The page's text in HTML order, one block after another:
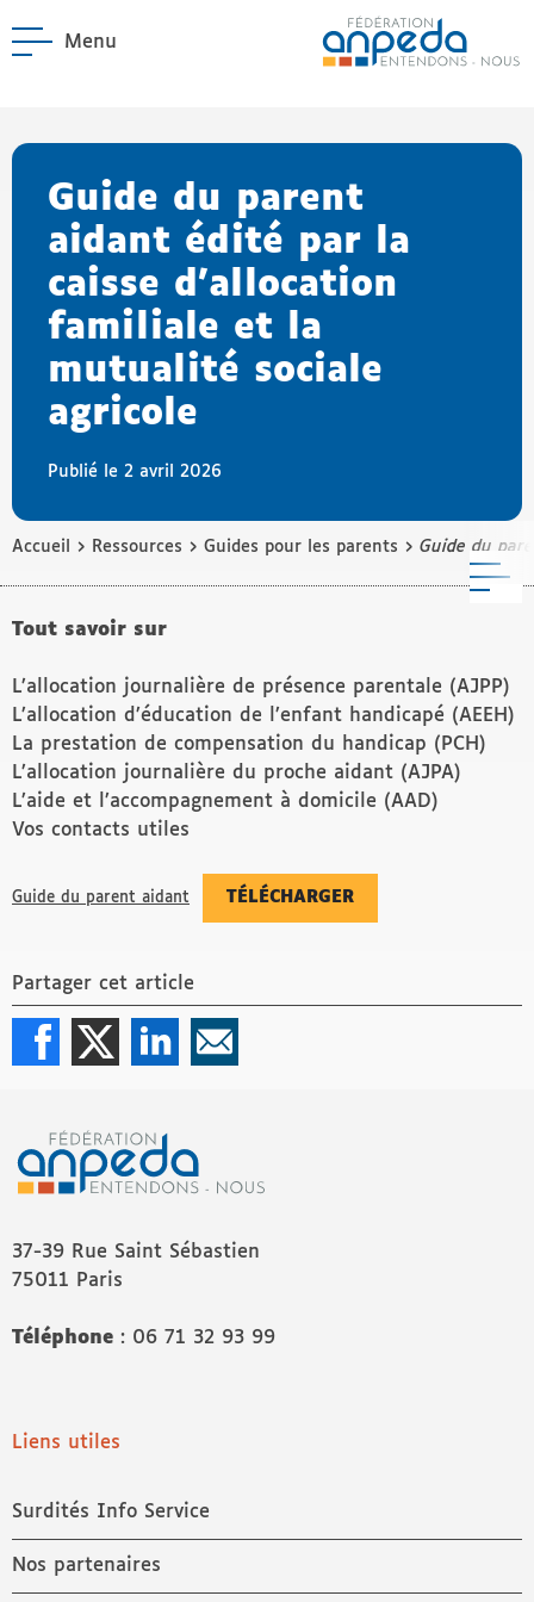
Menu
Guide du parent
aidant édité par la
caisse d’allocation
familiale et la
mutualité sociale
agricole
Publié le 2 avril 2026
Accueil › Ressources › Guides pour les parents › Guide du
Tout savoir sur
L’allocation journalière de présence parentale (AJPP)
L’allocation d’éducation de l’enfant handicapé (AEEH)
La prestation de compensation du handicap (PCH)
L’allocation journalière du proche aidant (AJPA)
L’aide et l’accompagnement à domicile (AAD)
Vos contacts utiles
Guide du parent aidant TÉLÉCHARGER
Partager cet article
37-39 Rue Saint Sébastien
75011 Paris
Téléphone : 06 71 32 93 99
Liens utiles
Surdités Info Service
Nos partenaires